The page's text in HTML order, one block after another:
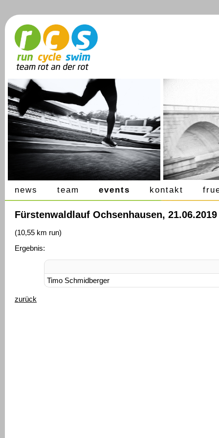
news team events kontakt
Fürstenwaldlauf Ochsenhausen, 21.06.2019
(10,55 km run)
Ergebnis:
Timo Schmidberger
zurück